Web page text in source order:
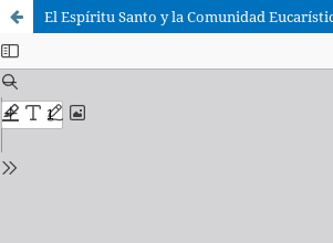
El Espíritu Santo y la Comunidad